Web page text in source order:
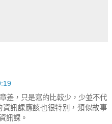
差，只是寫的比較少，少並不代
訊課應該也很特別，類似故事
訊課。